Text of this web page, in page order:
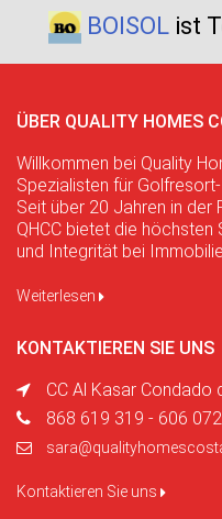
BOISOL ist
ÜBER QUALITY HOMES
Willkommen bei Quality
Spezialisten für
Seit über 20 Jahren in der
QHCC bietet die
und Integrität bei
Weiterlesen
KONTAKTIEREN SIE UNS
CC Al Kasar Condado
868 619 319 - 606
Kontaktieren Sie uns